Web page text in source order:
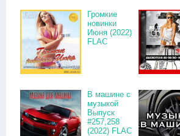
Громкие
новинки
Июня (2022)
FLAC
В машине с
музыкой
Выпуск
#257,258
(2022) FLAC